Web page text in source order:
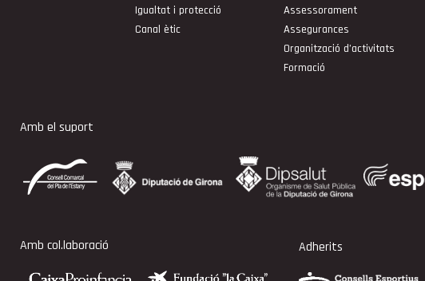
Igualtat i protecció
Canal ètic
Assessorament
Assegurances
Organització d’activitats
Formació
Amb el suport
Amb col.laboració Adherits